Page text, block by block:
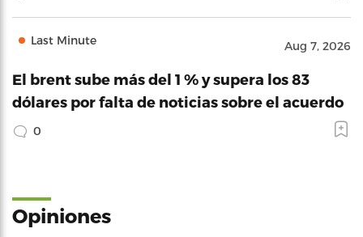
Last Minute Aug 7, 2026
El brent sube más del 1 % y supera los 83
dólares por falta de noticias sobre el acuerdo
0
Opiniones